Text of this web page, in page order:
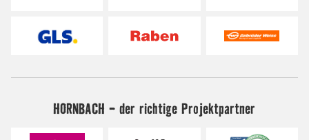
HORNBACH - der richtige Projektpartner